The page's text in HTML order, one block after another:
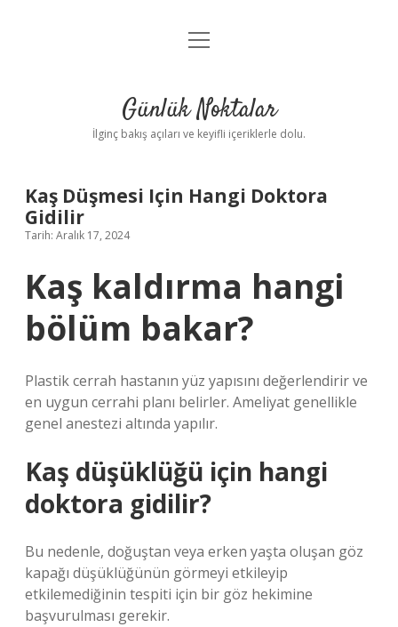
Anasayfa
Yasal Uyarı
menüyü
Günlük Noktalar
İlginç bakış açıları ve keyifli içeriklerle dolu.
Kaş Düşmesi Için Hangi Doktora
Gidilir
Tarih: Aralık 17, 2024
Kaş kaldırma hangi
bölüm bakar?
Plastik cerrah hastanın yüz yapısını değerlendirir ve
en uygun cerrahi planı belirler. Ameliyat genellikle
genel anestezi altında yapılır.
Kaş düşüklüğü için hangi
doktora gidilir?
Bu nedenle, doğuştan veya erken yaşta oluşan göz
kapağı düşüklüğünün görmeyi etkileyip
etkilemediğinin tespiti için bir göz hekimine
başvurulması gerekir.